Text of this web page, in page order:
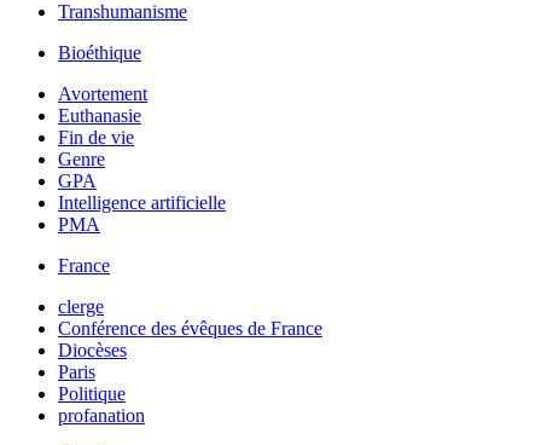
Transhumanisme
Bioéthique
Avortement
Euthanasie
Fin de vie
Genre
GPA
Intelligence artificielle
PMA
France
clerge
Conférence des évêques de France
Diocèses
Paris
Politique
profanation